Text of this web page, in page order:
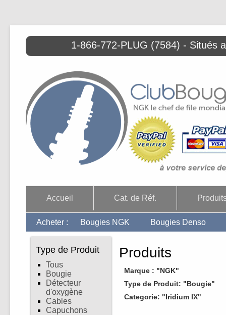
1-866-772-PLUG (7584) - Situés
Accueil Cat. de Réf.
Acheter : Bougies NGK Bougies Denso
Type de Produit
Tous
Bougie
Détecteur
d'oxygène
Cables
Capuchons
Produits
Marque : "NGK"
Type de Produit: "Bougie"
Categorie: "Iridium IX"